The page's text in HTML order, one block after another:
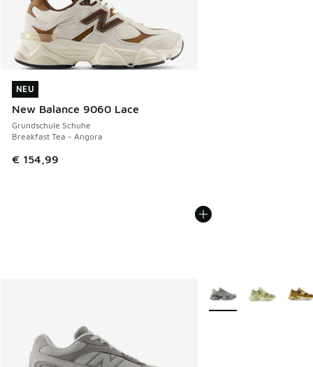
NEU
New Balance 9060 Lace
Grundschule Schuhe
Breakfast Tea - Angora
€ 154,99
NEU
Weitere Farben